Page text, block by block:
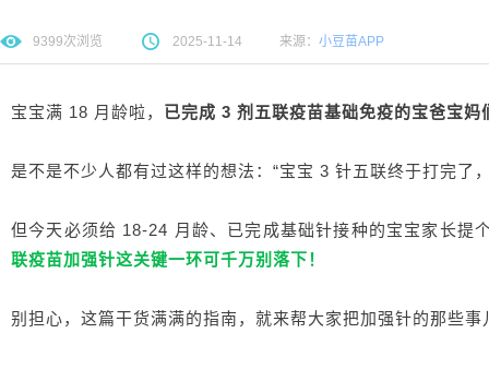
9399次浏览 2025-11-14 来源： 小豆苗APP
宝宝满 18 月龄啦， 已完成 3 剂五联疫苗基础免疫的宝爸宝妈
是不是不少人都有过这样的想法：“宝宝 3 针五联终于打完了
但今天必须给 18-24 月龄、已完成基础针接种的宝宝家长提
联疫苗加强针这关键一环可千万别落下！
别担心，这篇干货满满的指南，就来帮大家把加强针的那些事